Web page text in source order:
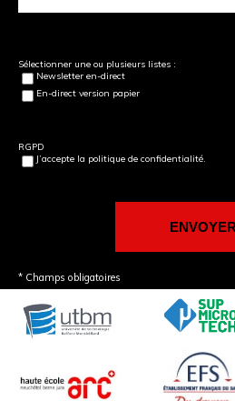
Sélectionner une ou plusieurs listes :
Newsletter en-direct
En-direct version papier
RGPD
J’accepte la politique de confidentialité.
* Champs obligatoires